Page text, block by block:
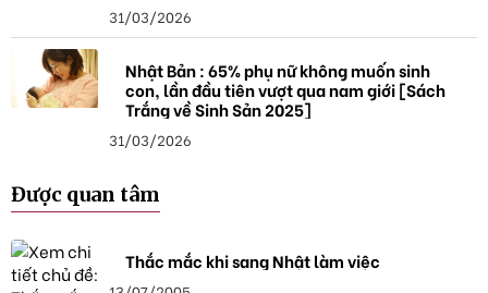
31/03/2026
Nhật Bản : 65% phụ nữ không muốn sinh
con, lần đầu tiên vượt qua nam giới [Sách
Trắng về Sinh Sản 2025]
31/03/2026
Được quan tâm
Thắc mắc khi sang Nhật làm việc